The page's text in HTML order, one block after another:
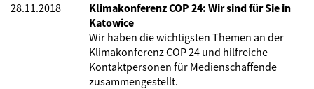
28.11.2018
Klimakonferenz COP 24: Wir sind für Sie in
Katowice
Wir haben die wichtigsten Themen an der
Klimakonferenz COP 24 und hilfreiche
Kontaktpersonen für Medienschaffende
zusammengestellt.